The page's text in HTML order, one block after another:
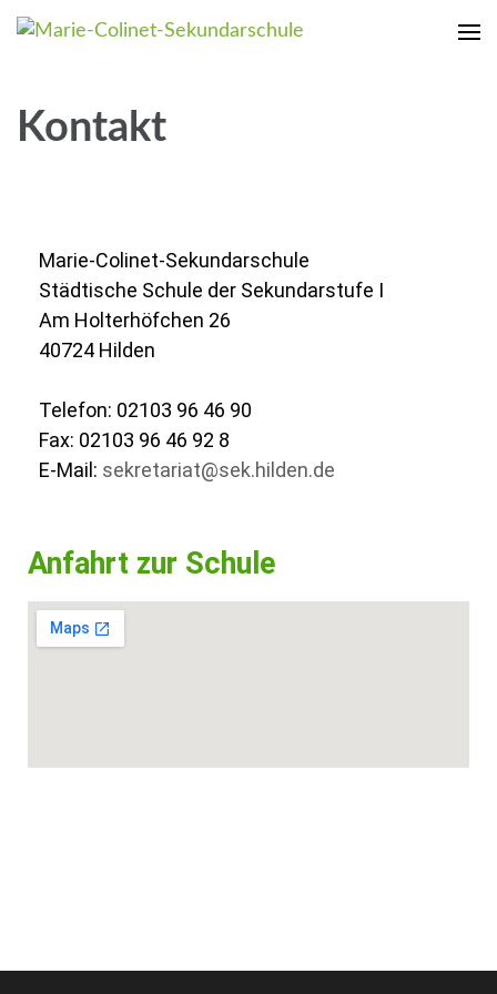
Kontakt
Marie-Colinet-Sekundarschule
Städtische Schule der Sekundarstufe I
Am Holterhöfchen 26
40724 Hilden
Telefon: 02103 96 46 90
Fax: 02103 96 46 92 8
E-Mail: sekretariat@sek.hilden.de
Anfahrt zur Schule